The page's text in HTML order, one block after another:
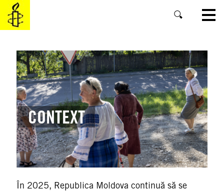
SKIP
MAIN
CONTENT
CONTEXT
În 2025, Republica Moldova continuă să se